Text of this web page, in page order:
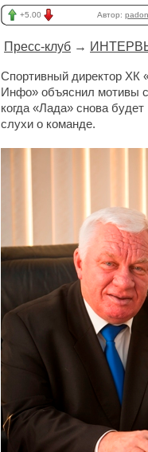
+5.00 Автор:
Пресс-клуб →
Спортивный директор ХК
Инфо» объяснил мотивы
когда «Лада» снова
слухи о команде.